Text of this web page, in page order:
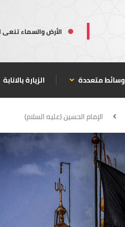
الأرض والسماء تنعى
وسائط متعددة الزيارة بالانابة
الإمام الحسين (عليه السلام)